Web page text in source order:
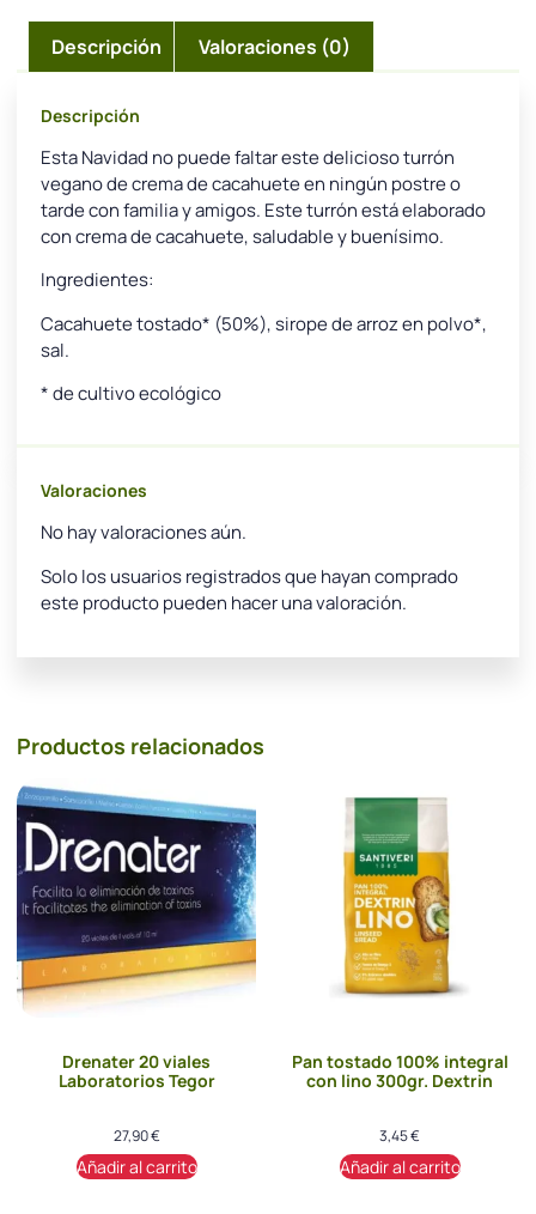
Descripción Valoraciones (0)
Descripción
Esta Navidad no puede faltar este delicioso turrón
vegano de crema de cacahuete en ningún postre o
tarde con familia y amigos. Este turrón está elaborado
con crema de cacahuete, saludable y buenísimo.
Ingredientes:
Cacahuete tostado* (50%), sirope de arroz en polvo*,
sal.
* de cultivo ecológico
Valoraciones
No hay valoraciones aún.
Solo los usuarios registrados que hayan comprado
este producto pueden hacer una valoración.
Productos relacionados
Drenater 20 viales
Laboratorios Tegor
27,90€
Añadir al carrito
Pan tostado 100% integral
con lino 300gr. Dextrin
3,45€
Añadir al carrito